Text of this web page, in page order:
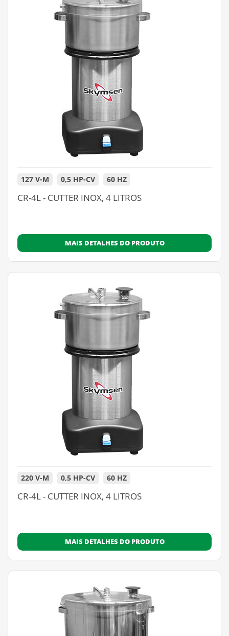
127 V-M 0,5 HP-CV 60 HZ
CR-4L - CUTTER INOX, 4 LITROS
MAIS DETALHES DO PRODUTO
220 V-M 0,5 HP-CV 60 HZ
CR-4L - CUTTER INOX, 4 LITROS
MAIS DETALHES DO PRODUTO